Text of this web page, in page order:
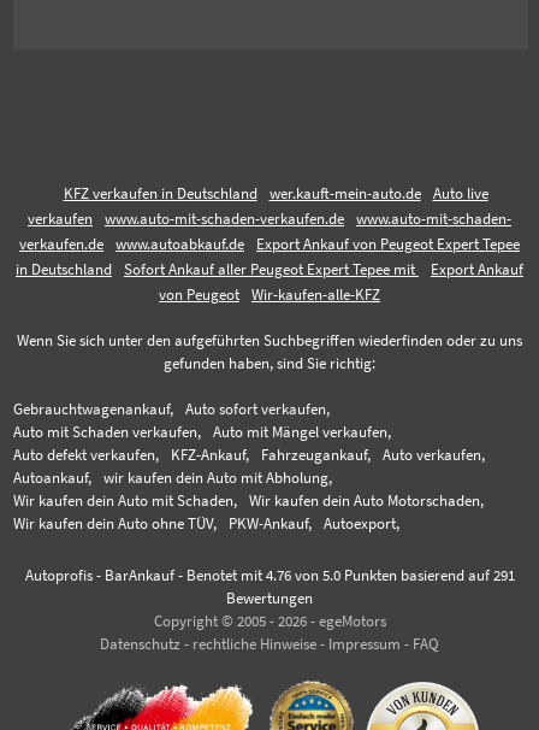
KFZ verkaufen in Deutschland wer.kauft-mein-auto.de
Auto live
verkaufen
www.auto-mit-schaden-verkaufen.de
www.auto-mit-schaden-
verkaufen.de
www.autoabkauf.de
Export Ankauf von Peugeot Expert Tepee
in Deutschland
Sofort Ankauf aller Peugeot Expert Tepee mit
Export Ankauf
von Peugeot
Wir-kaufen-alle-KFZ
Wenn Sie sich unter den aufgeführten Suchbegriffen wiederfinden oder zu uns
gefunden haben, sind Sie richtig:
Gebrauchtwagenankauf,
Auto sofort verkaufen,
Auto mit Schaden verkaufen,
Auto mit Mängel verkaufen,
Auto defekt verkaufen,
KFZ-Ankauf, Fahrzeugankauf,
Auto verkaufen,
Autoankauf,
wir kaufen dein Auto mit Abholung,
Wir kaufen dein Auto mit Schaden,
Wir kaufen dein Auto Motorschaden,
Wir kaufen dein Auto ohne TÜV,
PKW-Ankauf, Autoexport,
Autoprofis - BarAnkauf- Benotet mit 4.76von 5.0 Punkten basierend auf 291
Bewertungen
Copyright © 2005 - 2026 - egeMotors
Datenschutz - rechtliche Hinweise - Impressum - FAQ